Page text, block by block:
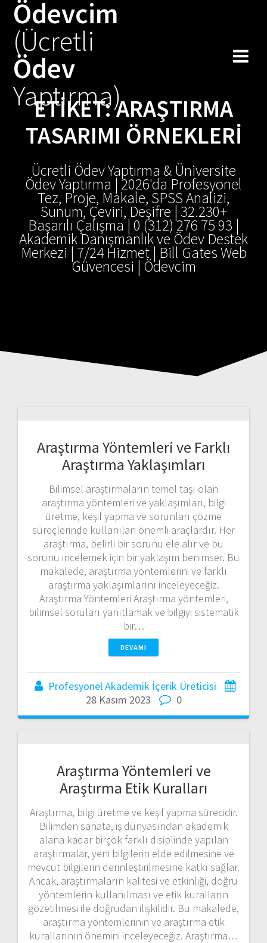
Ödevcim
(Ücretli
Ödev
Yaptırma)
ETIKET:ARAŞTIRMA
TASARIMI ÖRNEKLERI
Ücretli Ödev Yaptırma & Üniversite
Ödev Yaptırma | 2026'da Profesyonel
Tez, Proje, Makale, SPSS Analizi,
Sunum, Çeviri, Deşifre | 32.230+
Başarılı Çalışma | 0 (312) 276 75 93 |
Akademik Danışmanlık ve Ödev Destek
Merkezi | 7/24 Hizmet | Bill Gates Web
Güvencesi | Ödevcim
Araştırma Yöntemleri ve Farklı
Araştırma Yaklaşımları
Bilimsel araştırmaların temel taşı olan
araştırma yöntemleri ve yaklaşımları, bilgi
üretme, keşif yapma ve sorunları çözme
süreçlerinde kullanılan önemli araçlardır. Her
araştırma, belirli bir sorunu ele alır ve bu
sorunu incelemek için bir yaklaşım benimser. Bu
makalede, araştırma yöntemlerini ve farklı
araştırma yaklaşımlarını inceleyeceğiz.
Araştırma Yöntemleri Araştırma yöntemleri,
bilimsel soruları yanıtlamak ve bilgiyi sistematik
bir…
DEVAMI
Profesyonel Akademik İçerik Üreticisi
28 Kasım 2023
0
Araştırma Yöntemleri ve
Araştırma Etik Kuralları
Araştırma, bilgi üretme ve keşif yapma sürecidir.
Bilimden sanata, iş dünyasından akademik
alana kadar birçok farklı disiplinde yapılan
araştırmalar, yeni bilgilerin elde edilmesine ve
mevcut bilgilerin derinleştirilmesine katkı sağlar.
Ancak, araştırmaların kalitesi ve etkinliği, doğru
yöntemlerin kullanılması ve etik kuralların
gözetilmesi ile doğrudan ilişkilidir. Bu makalede,
araştırma yöntemlerinin ve araştırma etik
kurallarının önemini inceleyeceğiz. Araştırma…